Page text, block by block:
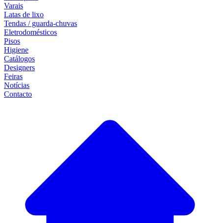
Varais
Latas de lixo
Tendas / guarda-chuvas
Eletrodomésticos
Pisos
Higiene
Catálogos
Designers
Feiras
Notícias
Contacto